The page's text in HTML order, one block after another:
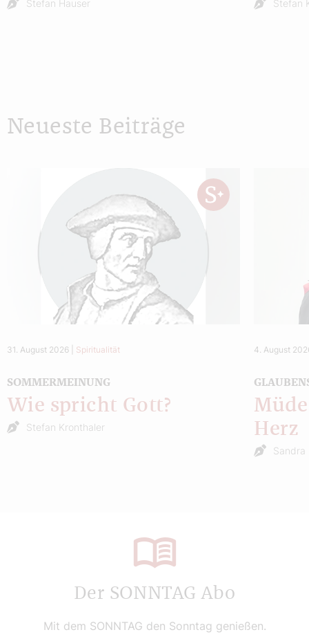
Stefan Hauser Stefan
Neueste Beiträge
31. August 2026 Spiritualität
SOMMERMEINUNG
Wie spricht Gott?
Stefan Kronthaler
4. August
Herz
Sandra
Der SONNTAG Abo
Mit dem SONNTAG den Sonntag genießen.